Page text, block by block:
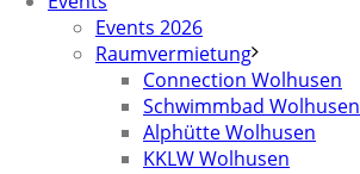
Events 2026
Raumvermietung
Connection Wolhusen
Schwimmbad Wolhusen
Alphütte Wolhusen
KKLW Wolhusen